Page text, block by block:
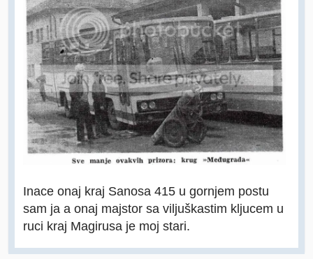
Inace onaj kraj Sanosa 415 u gornjem postu
sam ja a onaj majstor sa viljuškastim kljucem u
ruci kraj Magirusa je moj stari.